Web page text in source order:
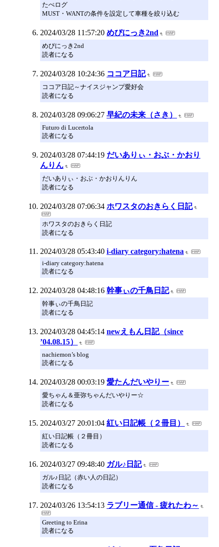
たぺログ
MUST・WANTの条件を設定して車種を絞り込む
2024/03/28 11:57:20 めぴにっき2nd
めぴにっき2nd
読者になる
2024/03/28 10:24:36 ココア日記
ココア日記～ナイスジャンプ愛好会
読者になる
2024/03/28 09:06:27 早紀の未来（さき）
Futuro di Lucertola
読者になる
2024/03/28 07:44:19 だいありぃ・おぶ・かおり
んりん
だいありぃ・おぶ・かおりんりん
読者になる
2024/03/28 07:06:34 ホワスタのおきらく日記
ホワスタのおきらく日記
読者になる
2024/03/28 05:43:40 i-diary category:hatena
i-diary category:hatena
読者になる
2024/03/28 04:48:16 幹事ぃの千鳥日記
幹事ぃの千鳥日記
読者になる
2024/03/28 04:45:14 newえもん日記（since
’04.08.15）
nachiemon’s blog
読者になる
2024/03/28 00:03:19 愛たんだいやりー
愛ちゃん＆亜弥ちゃんだいやりー☆
読者になる
2024/03/27 20:01:04 紅い日記帳（２冊目）
紅い日記帳（２冊目）
読者になる
2024/03/27 09:48:40 ガル♪日記
ガル♪日記（赤い人の日記）
読者になる
2024/03/26 13:54:13 ラブリー通信 - 疲れたわ～
Greeting to Erina
読者になる